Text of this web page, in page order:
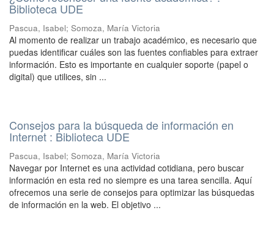
Biblioteca UDE
Pascua, Isabel; Somoza, María Victoria
Al momento de realizar un trabajo académico, es necesario que
puedas identificar cuáles son las fuentes confiables para extraer
información. Esto es importante en cualquier soporte (papel o
digital) que utilices, sin ...
Consejos para la búsqueda de información en
Internet : Biblioteca UDE
Pascua, Isabel; Somoza, María Victoria
Navegar por Internet es una actividad cotidiana, pero buscar
información en esta red no siempre es una tarea sencilla. Aquí
ofrecemos una serie de consejos para ​optimizar las búsquedas
de información en la web. El objetivo ...